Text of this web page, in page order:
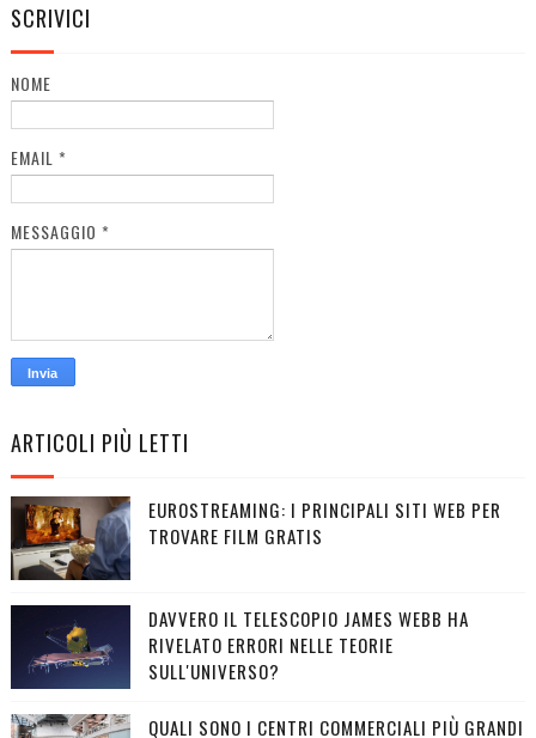
SCRIVICI
NOME
EMAIL *
MESSAGGIO *
ARTICOLI PIÙ LETTI
EUROSTREAMING: I PRINCIPALI SITI WEB PER
TROVARE FILM GRATIS
DAVVERO IL TELESCOPIO JAMES WEBB HA
RIVELATO ERRORI NELLE TEORIE
SULL'UNIVERSO?
QUALI SONO I CENTRI COMMERCIALI PIÙ GRANDI